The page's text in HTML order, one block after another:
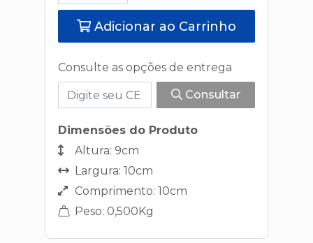
Adicionar ao Carrinho
Consulte as opções de entrega
Consultar
Dimensões do Produto
Altura: 9cm
Largura: 10cm
Comprimento: 10cm
Peso: 0,500Kg